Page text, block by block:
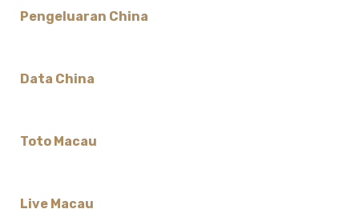
Pengeluaran China
Data China
Toto Macau
Live Macau